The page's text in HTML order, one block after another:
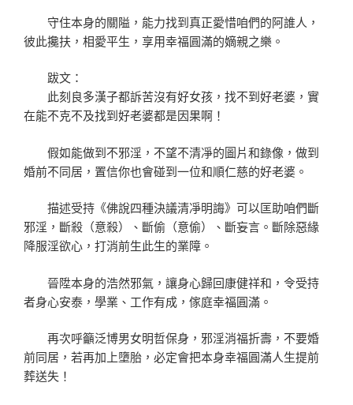
守住本身的關隘，能力找到真正愛惜咱們的阿誰人，
彼此攙扶，相愛平生，享用幸福圓滿的嫡親之樂。
跋文：
此刻良多漢子都訴苦沒有好女孩，找不到好老婆，實
在能不克不及找到好老婆都是因果啊！
假如能做到不邪淫，不望不清凈的圖片和錄像，做到
婚前不同居，置信你也會碰到一位和順仁慈的好老婆。
描述受持《佛說四種決議清凈明誨》可以匡助咱們斷
邪淫，斷殺（意殺）、斷偷（意偷）、斷妄言。斷除惡緣
降服淫欲心，打消前生此生的業障。
晉陞本身的浩然邪氣，讓身心歸回康健祥和，令受持
者身心安泰，學業、工作有成，傢庭幸福圓滿。
再次呼籲泛博男女明哲保身，邪淫消福折壽，不要婚
前同居，若再加上墮胎，必定會把本身幸福圓滿人生提前
葬送失！